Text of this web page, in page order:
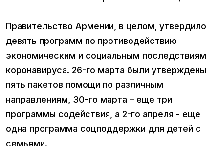
Правительство Армении, в целом, утвердило
девять программ по противодействию
экономическим и социальным последствиям
коронавируса. 26-го марта были утверждены
пять пакетов помощи по различным
направлениям, 30-го марта – еще три
программы содействия, а 2-го апреля - еще
одна программа соцподдержки для детей с
семьями.